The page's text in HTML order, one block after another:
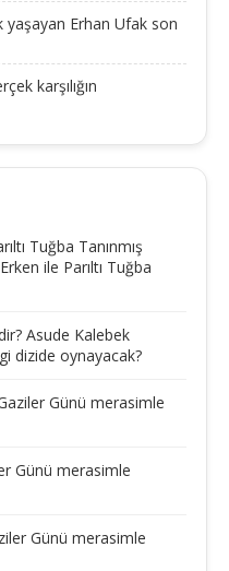
Erhan Ufak son
karşılığın
Tuğba Tanınmış
ile Parıltı Tuğba
Asude Kalebek
dizide oynayacak?
Günü merasimle
Günü merasimle
Günü merasimle